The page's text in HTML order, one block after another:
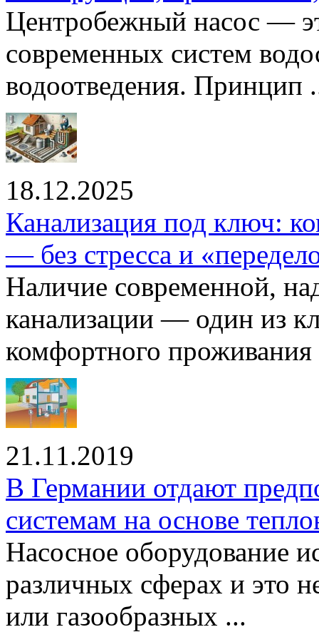
Центробежный насос —
современных систем
водоотведения. Принцип
18.12.2025
Канализация под ключ:
— без стресса и
Наличие современной,
канализации — один из
комфортного проживания
21.11.2019
В Германии отдают
системам на основе
Насосное оборудование
различных сферах и это
или газообразных ...